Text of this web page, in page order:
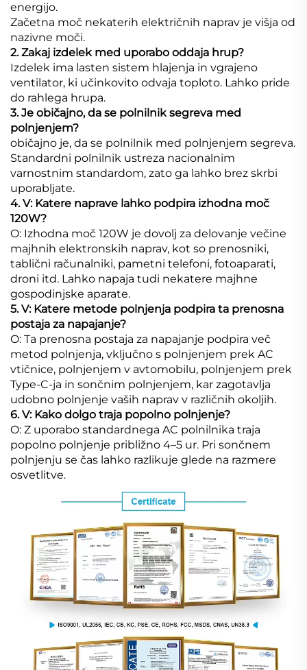
energijo.
Začetna moč nekaterih električnih naprav je višja od
nazivne moči.
2. Zakaj izdelek med uporabo oddaja hrup?
Izdelek ima lasten sistem hlajenja in vgrajeno
ventilator, ki učinkovito odvaja toploto. Lahko pride
do rahlega hrupa.
3. Je običajno, da se polnilnik segreva med
polnjenjem?
običajno je, da se polnilnik med polnjenjem segreva.
Standardni polnilnik ustreza nacionalnim
varnostnim standardom, zato ga lahko brez skrbi
uporabljate.
4. V: Katere naprave lahko podpira izhodna moč
120W?
O: Izhodna moč 120W je dovolj za delovanje večine
majhnih elektronskih naprav, kot so prenosniki,
tablični računalniki, pametni telefoni, fotoaparati,
droni itd. Lahko napaja tudi nekatere majhne
gospodinjske aparate.
5. V: Katere metode polnjenja podpira ta prenosna
postaja za napajanje?
O: Ta prenosna postaja za napajanje podpira več
metod polnjenja, vključno s polnjenjem prek AC
vtičnice, polnjenjem v avtomobilu, polnjenjem prek
Type-C-ja in sončnim polnjenjem, kar zagotavlja
udobno polnjenje vaših naprav v različnih okoljih.
6. V: Kako dolgo traja popolno polnjenje?
O: Z uporabo standardnega AC polnilnika traja
popolno polnjenje približno 4–5 ur. Pri sončnem
polnjenju se čas lahko razlikuje glede na razmere
osvetlitve.